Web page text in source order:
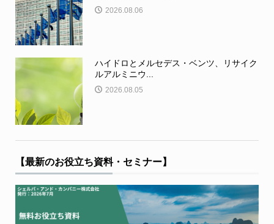
2026.08.06
ハイドロとメルセデス・ベンツ、リサイク
ルアルミニウ...
2026.08.05
【最新のお役立ち資料・セミナー】